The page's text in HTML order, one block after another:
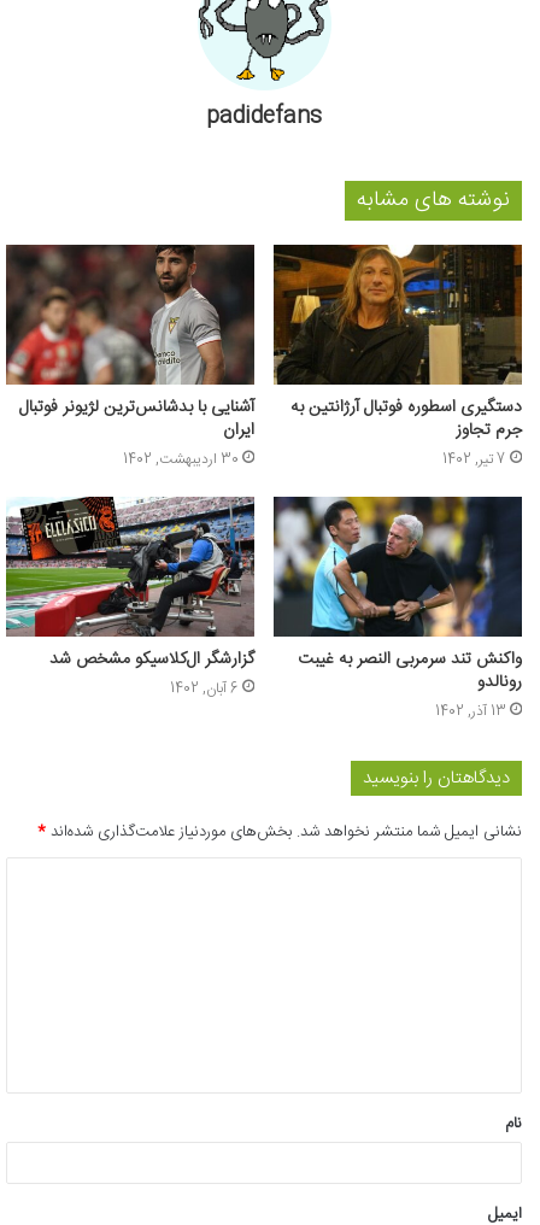
padidefans
نوشته های مشابه
دستگیری اسطوره فوتبال آرژانتین به
جرم تجاوز
7 تیر, 1402
آشنایی با بدشانس‌ترین لژیونر فوتبال
ایران
30 اردیبهشت, 1402
واکنش تند سرمربی النصر به غیبت
رونالدو
13 آذر, 1402
گزارشگر ال‌کلاسیکو مشخص شد
6 آبان, 1402
دیدگاهتان را بنویسید
نشانی ایمیل شما منتشر نخواهد شد. بخش‌های موردنیاز علامت‌گذاری شده‌اند*
*
نام
ایمیل